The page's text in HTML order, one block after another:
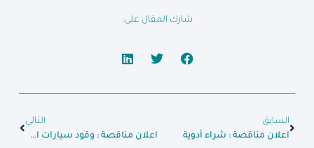
شارك المقال على:
السابق
اعلان مناقصة : شراء أدوية
التالي
اعلان مناقصة : وقود سيارات الاسعاف